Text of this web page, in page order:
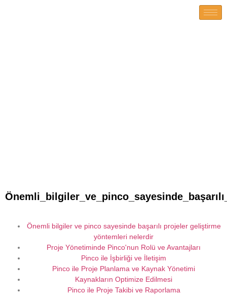
Önemli bilgiler ve pinco sayesinde başarılı projeler geliştirme
yöntemleri nelerdir
Proje Yönetiminde Pinco'nun Rolü ve Avantajları
Pinco ile İşbirliği ve İletişim
Pinco ile Proje Planlama ve Kaynak Yönetimi
Kaynakların Optimize Edilmesi
Pinco ile Proje Takibi ve Raporlama